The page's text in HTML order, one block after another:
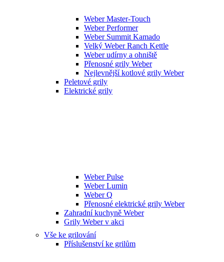
Weber Master-Touch
Weber Performer
Weber Summit Kamado
Velký Weber Ranch Kettle
Weber udírny a ohniště
Přenosné grily Weber
Nejlevnější kotlové grily Weber
Peletové grily
Elektrické grily
Weber Pulse
Weber Lumin
Weber Q
Přenosné elektrické grily Weber
Zahradní kuchyně Weber
Grily Weber v akci
Vše ke grilování
Příslušenství ke grilům